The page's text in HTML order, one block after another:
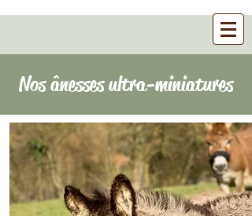
Nos ânesses ultra-miniatures